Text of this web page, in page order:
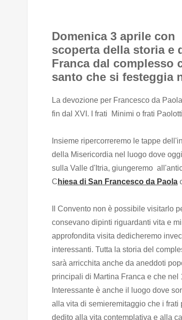
Domenica 3 aprile
scoperta della storia e
Franca dal complesso
santo che si festeggia
La devozione per Francesco da
fin dal XVI. I frati Minimi o frati
Insieme ripercorreremo le tappe
della Misericordia nel luogo dove
sulla Valle d'Itria, giungeremo
C hiesa di San Francesco da Paola
Il Convento non è possibile visitarlo
consevano dipinti riguardanti vita e
approfondita visita dedicheremo
interessanti. Tutta la storia del
sarà arricchita anche da aneddoti
principali di Martina Franca e che
Interessante è anche il luogo dove
alla vita di semieremitaggio che i
dedito alla vita contemplativa e alla